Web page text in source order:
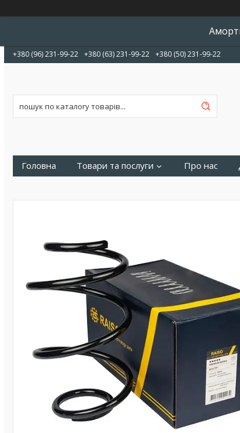
+380 (96) 231-99-22 +380 (63) 231-99-22 +380 (50) 231-99-22
Головна Товари та послуги Про нас